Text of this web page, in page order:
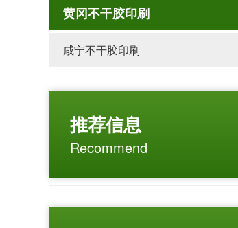
黄冈不干胶印刷
咸宁不干胶印刷
推荐信息
Recommend